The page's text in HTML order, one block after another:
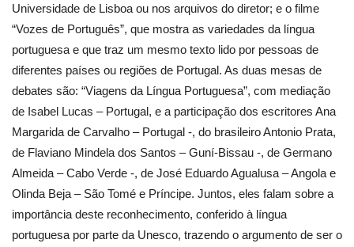
Universidade de Lisboa ou nos arquivos do diretor; e o filme
“Vozes de Português”, que mostra as variedades da língua
portuguesa e que traz um mesmo texto lido por pessoas de
diferentes países ou regiões de Portugal. As duas mesas de
debates são: “Viagens da Língua Portuguesa”, com mediação
de Isabel Lucas – Portugal, e a participação dos escritores Ana
Margarida de Carvalho – Portugal -, do brasileiro Antonio Prata,
de Flaviano Mindela dos Santos – Guní-Bissau -, de Germano
Almeida – Cabo Verde -, de José Eduardo Agualusa – Angola e
Olinda Beja – São Tomé e Príncipe. Juntos, eles falam sobre a
importância deste reconhecimento, conferido à língua
portuguesa por parte da Unesco, trazendo o argumento de ser o